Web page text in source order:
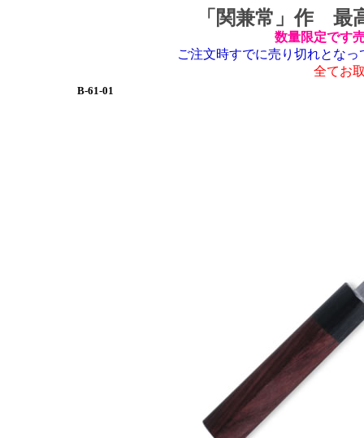
「関兼常」作 最
数量限定です
ご注文時すでに売り切れとな
全てお
B-61-01